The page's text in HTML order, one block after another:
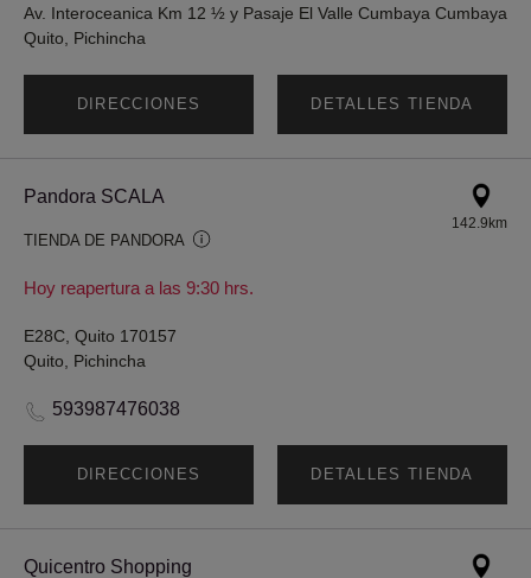
Av. Interoceanica Km 12 ½ y Pasaje El Valle Cumbaya Cumbaya
Quito, Pichincha
DIRECCIONES DETALLES TIENDA
Pandora SCALA
TIENDA DE PANDORA
Hoy reapertura a las 9:30 hrs.
142.9km
E28C, Quito 170157
Quito, Pichincha
593987476038
DIRECCIONES DETALLES TIENDA
Quicentro Shopping